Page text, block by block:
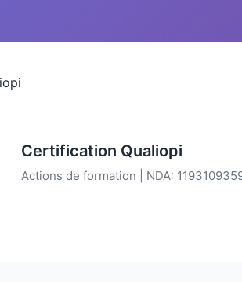
Certification Qualiopi
Actions de formation | NDA: